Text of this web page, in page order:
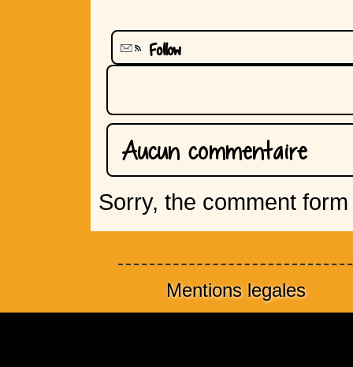
Follow
Aucun commentaire
Sorry, the comment
Mentions legales